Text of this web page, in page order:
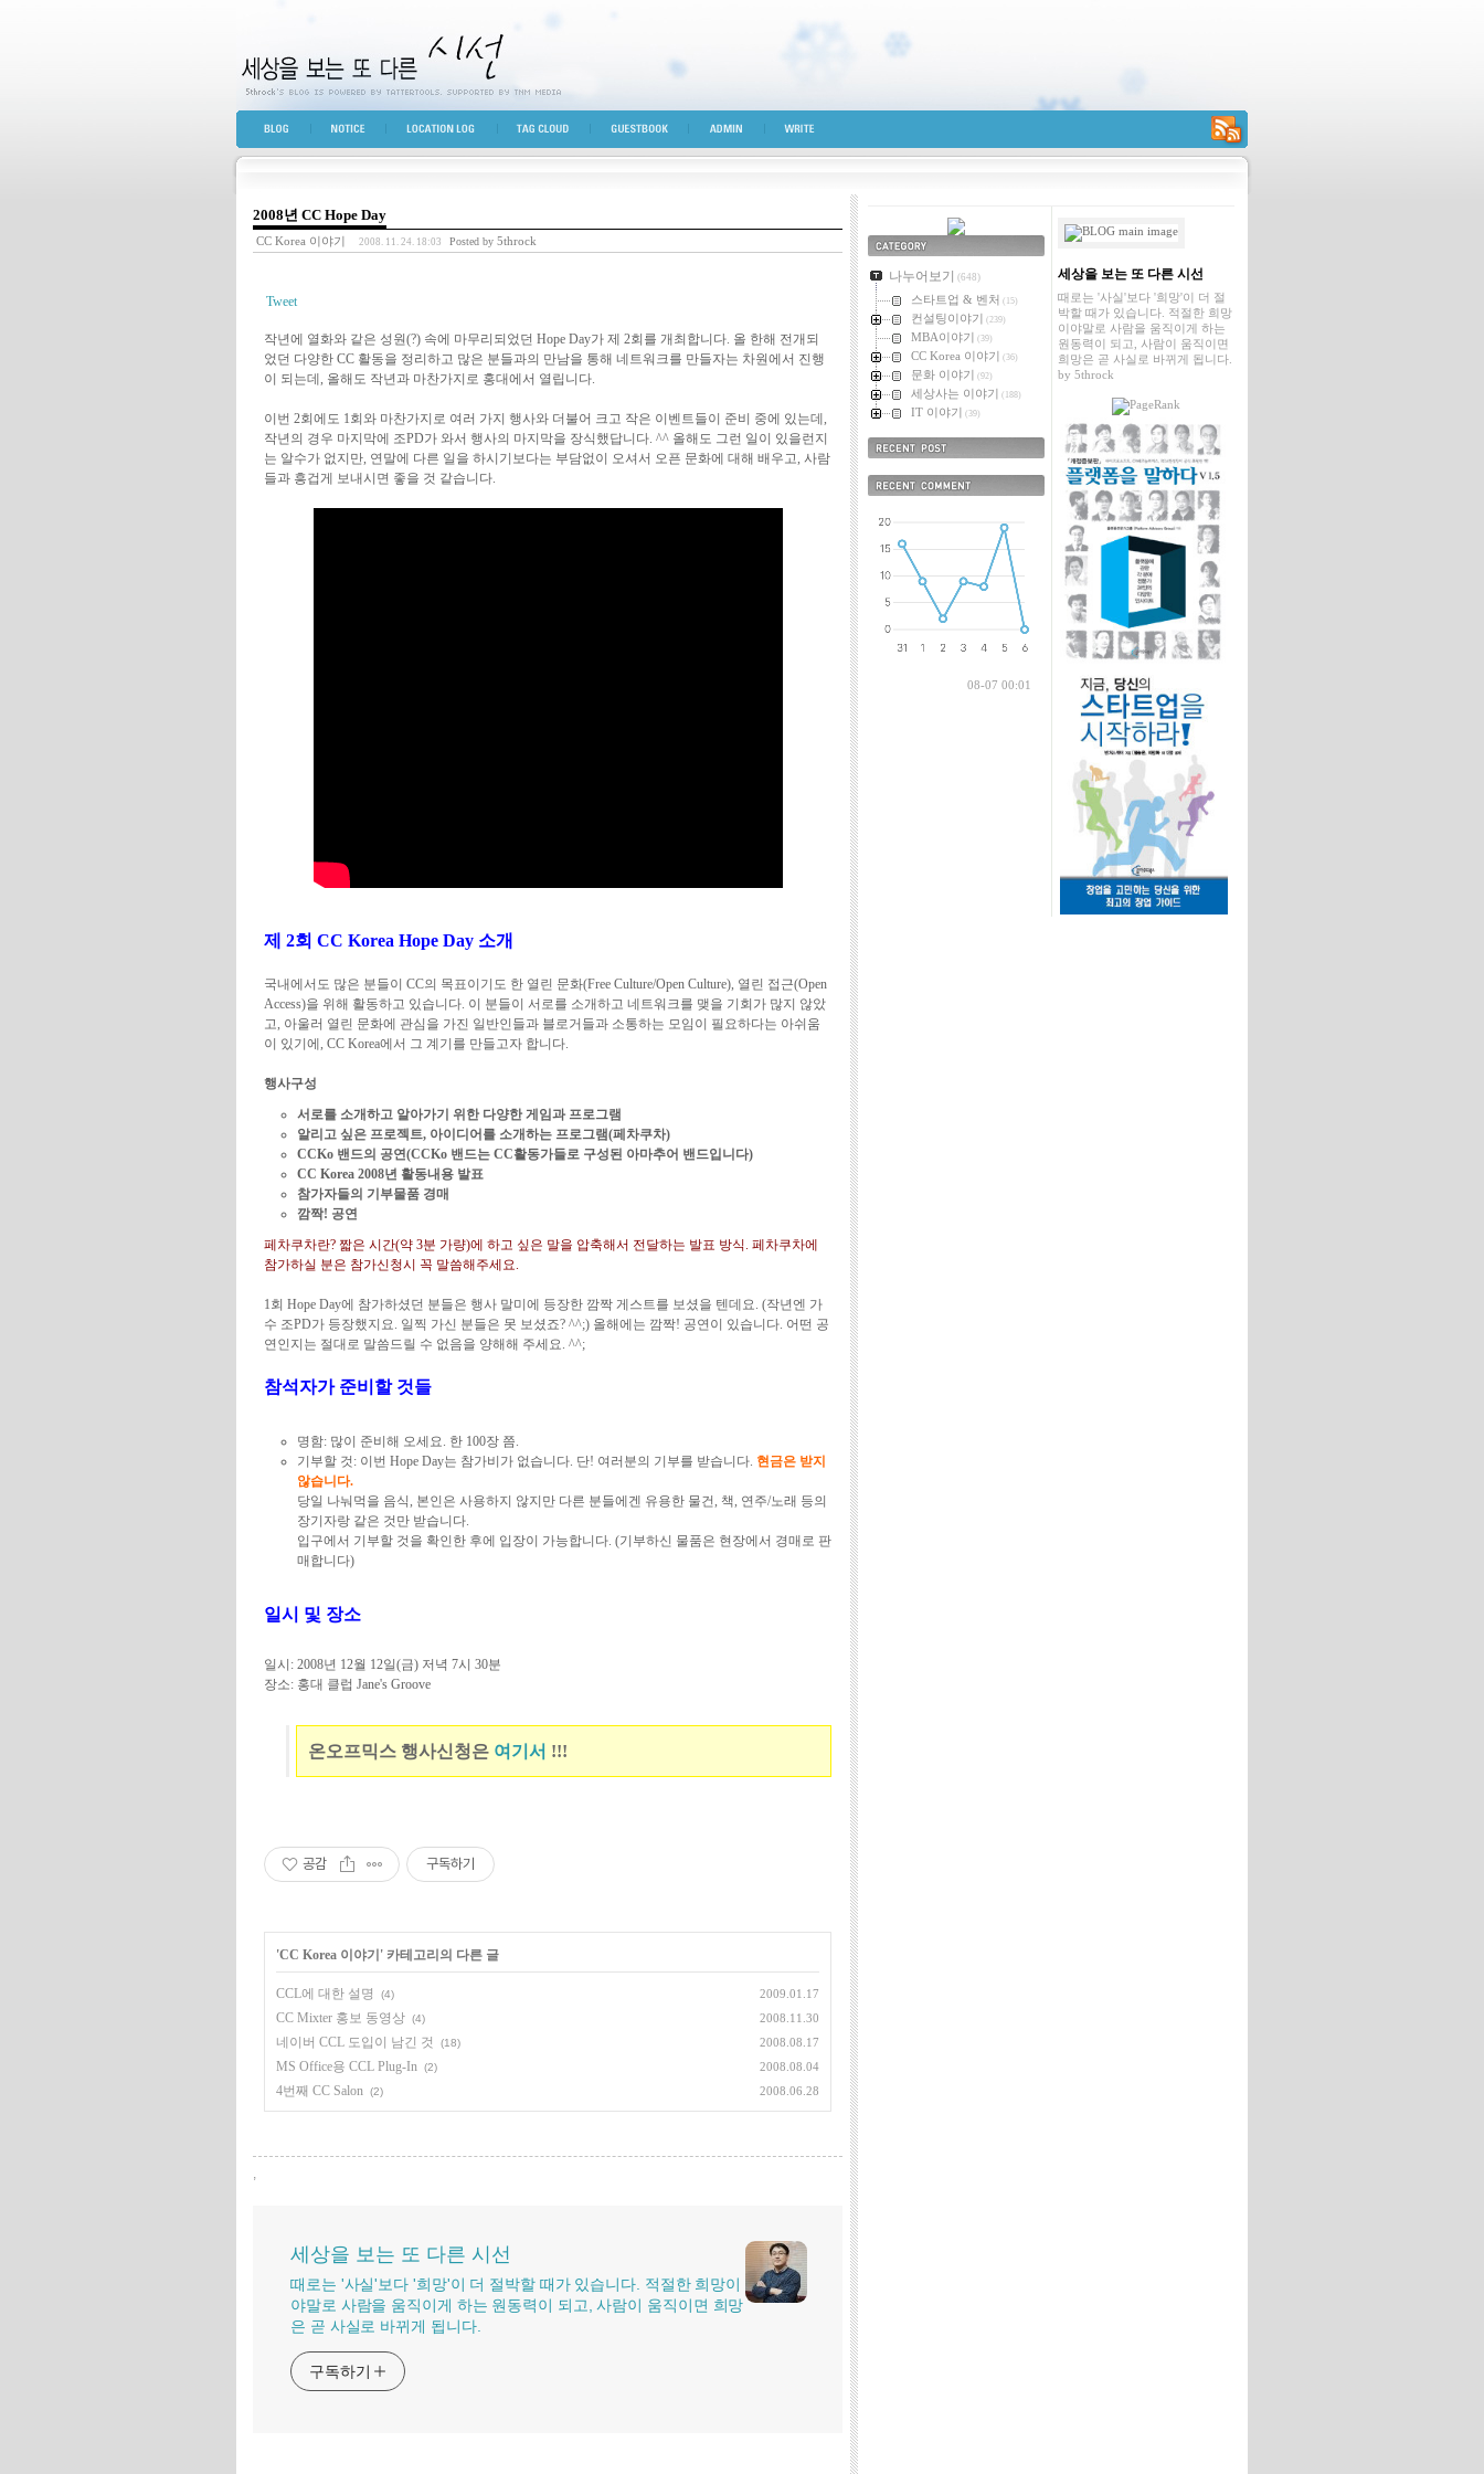
세상을 보는 또 다른 시선
BLOG TOP NOTICE LOCATION LOG TAG CLOUD GUESTBOOK ADMIN WRITE RSS
2008년 CC Hope Day
CC Korea 이야기 2008. 11. 24. 18:03 Posted by 5throck
Tweet
작년에 열화와 같은 성원(?) 속에 마무리되었던 Hope Day가 제 2회를 개최합니다. 올 한해 전개되
었던 다양한 CC 활동을 정리하고 많은 분들과의 만남을 통해 네트워크를 만들자는 차원에서 진행
이 되는데, 올해도 작년과 마찬가지로 홍대에서 열립니다.
이번 2회에도 1회와 마찬가지로 여러 가지 행사와 더불어 크고 작은 이벤트들이 준비 중에 있는데,
작년의 경우 마지막에 조PD가 와서 행사의 마지막을 장식했답니다. ^^ 올해도 그런 일이 있을런지
는 알수가 없지만, 연말에 다른 일을 하시기보다는 부담없이 오셔서 오픈 문화에 대해 배우고, 사람
들과 흥겁게 보내시면 좋을 것 같습니다.
제 2회 CC Korea Hope Day 소개
국내에서도 많은 분들이 CC의 목표이기도 한 열린 문화(Free Culture/Open Culture), 열린 접근(Open
Access)을 위해 활동하고 있습니다. 이 분들이 서로를 소개하고 네트워크를 맺을 기회가 많지 않았
고, 아울러 열린 문화에 관심을 가진 일반인들과 블로거들과 소통하는 모임이 필요하다는 아쉬움
이 있기에, CC Korea에서 그 계기를 만들고자 합니다.
행사구성
서로를 소개하고 알아가기 위한 다양한 게임과 프로그램
알리고 싶은 프로젝트, 아이디어를 소개하는 프로그램(페차쿠차)
CCKo 밴드의 공연(CCKo 밴드는 CC활동가들로 구성된 아마추어 밴드입니다)
CC Korea 2008년 활동내용 발표
참가자들의 기부물품 경매
깜짝! 공연
페차쿠차란? 짧은 시간(약 3분 가량)에 하고 싶은 말을 압축해서 전달하는 발표 방식. 페차쿠차에
참가하실 분은 참가신청시 꼭 말씀해주세요.
1회 Hope Day에 참가하셨던 분들은 행사 말미에 등장한 깜짝 게스트를 보셨을 텐데요. (작년엔 가
수 조PD가 등장했지요. 일찍 가신 분들은 못 보셨죠? ^^;) 올해에는 깜짝! 공연이 있습니다. 어떤 공
연인지는 절대로 말씀드릴 수 없음을 양해해 주세요. ^^;
참석자가 준비할 것들
명함: 많이 준비해 오세요. 한 100장 쯤.
기부할 것: 이번 Hope Day는 참가비가 없습니다. 단! 여러분의 기부를 받습니다. 현금은 받지
않습니다.
당일 나눠먹을 음식, 본인은 사용하지 않지만 다른 분들에겐 유용한 물건, 책, 연주/노래 등의
장기자랑 같은 것만 받습니다.
입구에서 기부할 것을 확인한 후에 입장이 가능합니다. (기부하신 물품은 현장에서 경매로 판
매합니다)
일시 및 장소
일시: 2008년 12월 12일(금) 저녁 7시 30분
장소: 홍대 클럽 Jane's Groove
온오프믹스 행사신청은 여기서 !!!
공감 구독하기
'CC Korea 이야기 ' 카테고리의 다른 글
CCL에 대한 설명 (4) 2009.01.17
CC Mixter 홍보 동영상 (4) 2008.11.30
네이버 CCL 도입이 남긴 것 (18) 2008.08.17
MS Office용 CCL Plug-In (2) 2008.08.04
4번째 CC Salon (2) 2008.06.28
,
세상을 보는 또 다른 시선
때로는 '사실'보다 '희망'이 더 절박할 때가 있습니다. 적절한 희망이
야말로 사람을 움직이게 하는 원동력이 되고, 사람이 움직이면 희망
은 곧 사실로 바뀌게 됩니다.
구독하기
카테고리
나누어보기 (648)
스타트업 & 벤처 (15)
컨설팅이야기 (239)
MBA이야기 (39)
CC Korea 이야기 (36)
문화 이야기 (92)
세상사는 이야기 (188)
IT 이야기 (39)
08-07 00:01
세상을 보는 또 다른 시선
때로는 '사실'보다 '희망'이 더 절
박할 때가 있습니다. 적절한 희망
이야말로 사람을 움직이게 하는
원동력이 되고, 사람이 움직이면
희망은 곧 사실로 바뀌게 됩니다.
by 5throck